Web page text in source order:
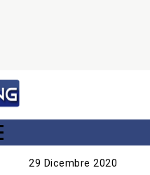
29 Dicembre 2020